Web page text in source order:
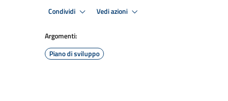
Condividi Vedi azioni
Argomenti:
Piano di sviluppo